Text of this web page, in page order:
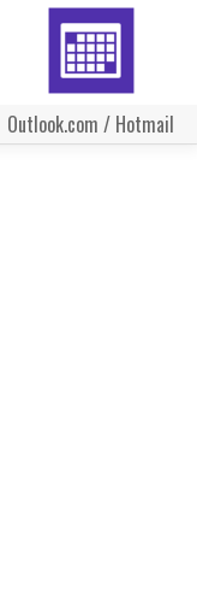
Outlook.com / Hotmail